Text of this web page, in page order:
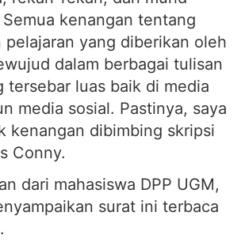
kenangan tentang
pelajaran yang diberikan oleh
dalam berbagai tulisan
tersebar luas baik di media
media sosial. Pastinya, saya
kenangan dibimbing skripsi
Conny.
dari mahasiswa DPP UGM,
surat ini terbaca